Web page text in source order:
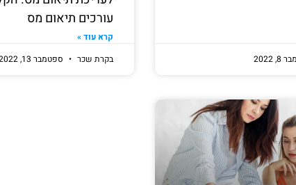
2022
עורכים תיאום מס
קרא עוד »
בקרת שכר
ספטמבר 13, 2022